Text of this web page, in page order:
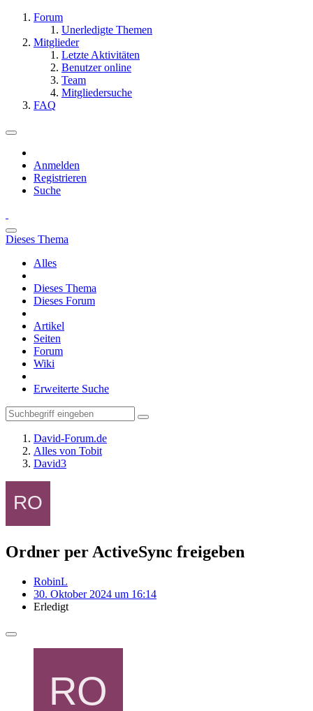
Forum
Unerledigte Themen
Mitglieder
Letzte Aktivitäten
Benutzer online
Team
Mitgliedersuche
FAQ
Anmelden
Registrieren
Suche
Dieses Thema
Alles
Dieses Thema
Dieses Forum
Artikel
Seiten
Forum
Wiki
Erweiterte Suche
David-Forum.de
Alles von Tobit
David3
Ordner per ActiveSync freigeben
RobinL
30. Oktober 2024 um 16:14
Erledigt